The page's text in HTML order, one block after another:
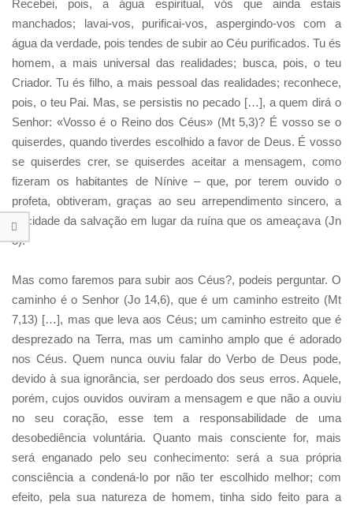
Recebei, pois, a água espiritual, vós que ainda estais
manchados; lavai-vos, purificai-vos, aspergindo-vos com a
água da verdade, pois tendes de subir ao Céu purificados. Tu és
homem, a mais universal das realidades; busca, pois, o teu
Criador. Tu és filho, a mais pessoal das realidades; reconhece,
pois, o teu Pai. Mas, se persistis no pecado […], a quem dirá o
Senhor: «Vosso é o Reino dos Céus» (Mt 5,3)? É vosso se o
quiserdes, quando tiverdes escolhido a favor de Deus. É vosso
se quiserdes crer, se quiserdes aceitar a mensagem, como
fizeram os habitantes de Nínive – que, por terem ouvido o
profeta, obtiveram, graças ao seu arrependimento sincero, a
felicidade da salvação em lugar da ruína que os ameaçava (Jn
3).
Mas como faremos para subir aos Céus?, podeis perguntar. O
caminho é o Senhor (Jo 14,6), que é um caminho estreito (Mt
7,13) […], mas que leva aos Céus; um caminho estreito que é
desprezado na Terra, mas um caminho amplo que é adorado
nos Céus. Quem nunca ouviu falar do Verbo de Deus pode,
devido à sua ignorância, ser perdoado dos seus erros. Aquele,
porém, cujos ouvidos ouviram a mensagem e que não a ouviu
no seu coração, esse tem a responsabilidade de uma
desobediência voluntária. Quanto mais consciente for, mais
será enganado pelo seu conhecimento: será a sua própria
consciência a condená-lo por não ter escolhido melhor; com
efeito, pela sua natureza de homem, tinha sido feito para a